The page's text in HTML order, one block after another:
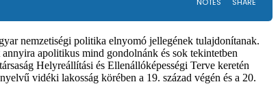
nemzetiségi politika elnyomó jellegének tulajdonítanak.
apolitikus mind gondolnánk és sok tekintetben
Helyreállítási és Ellenállóképességi Terve keretén
vidéki lakosság körében a 19. század végén és a 20.